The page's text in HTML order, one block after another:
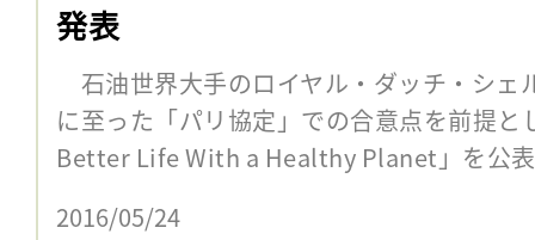
発表
石油世界大手のロイヤル・ダッチ・シェ
に至った「パリ協定」での合意点を前提と
Better Life With a Healthy Planet」を公
2016/05/24